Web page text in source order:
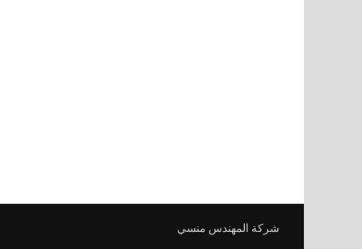
شركة المهندس منسي